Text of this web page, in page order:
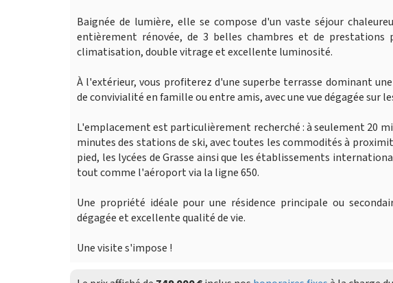
Baignée de lumière, elle se compose d'un vaste séjour
entièrement rénovée, de 3 belles chambres et de
climatisation, double vitrage et excellente luminosité.
À l'extérieur, vous profiterez d'une superbe terrasse dominant
de convivialité en famille ou entre amis, avec une vue dégagée sur
L'emplacement est particulièrement recherché : à seulement 20
minutes des stations de ski, avec toutes les commodités à
pied, les lycées de Grasse ainsi que les établissements
tout comme l'aéroport via la ligne 650.
Une propriété idéale pour une résidence principale ou
dégagée et excellente qualité de vie.
Une visite s'impose !